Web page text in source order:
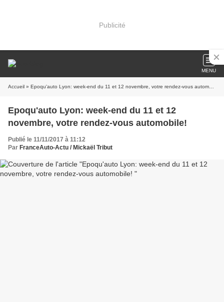
Publicité
MENU
Accueil » Epoqu'auto Lyon: week-end du 11 et 12 novembre, votre rendez-vous automobile!
Epoqu'auto Lyon: week-end du 11 et 12
novembre, votre rendez-vous automobile!
Publié le 11/11/2017 à 11:12
Par FranceAuto-Actu / Mickaël Tribut